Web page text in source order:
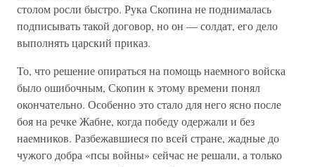
столом росли быстро. Рука Скопина не поднималась
подписывать такой договор, но он — солдат, его дело
выполнять царский приказ.
То, что решение опираться на помощь наемного войска
было ошибочным, Скопин к этому времени понял
окончательно. Особенно это стало для него ясно после
боя на речке Жабне, когда победу одержали и без
наемников. Разбежавшиеся по всей стране, жадные до
чужого добра «псы войны» сейчас не решали, а только